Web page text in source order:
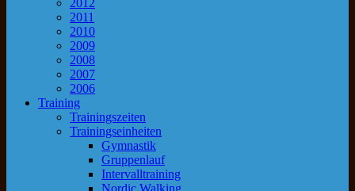
2012
2011
2010
2009
2008
2007
2006
Training
Trainingszeiten
Trainingseinheiten
Gymnastik
Gruppenlauf
Intervalltraining
Nordic Walking